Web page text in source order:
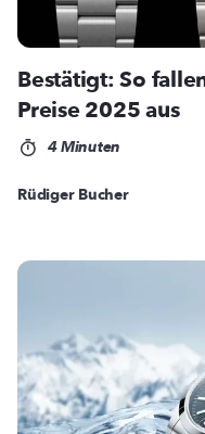
Bestätigt: So
Preise 2025 aus
4 Minuten
Rüdiger Bucher